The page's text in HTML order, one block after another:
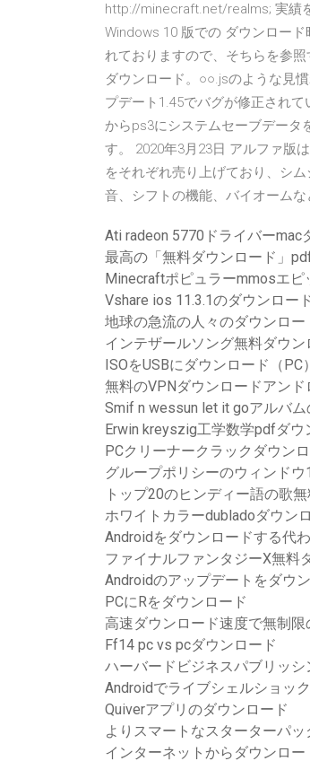
http://minecraft.net/realms; 実績
Windows 10 版での ダウンロー
れておりますので、そちらを参
ダウンロード。○○.jsのような見
プデート1.45でバグが修正され
からps3にシステムセーブデータ
す。 2020年3月23日 アルファ版
をそれぞれ売り上げており、シ
音、シフトの機能、バイオームな
Ati radeon 5770ドライバーmac
最高の「無料ダウンロード」
Minecraftポピュラーmmosエ
Vshare ios 11.3.1のダウンロー
地球の急流の人々のダウンロー
インテザールソング無料ダウン
ISOをUSBにダウンロード（PC）
無料のVPNダウンロードアンド
Smif n wessun let it goアルバム
Erwin kreyszig工学数学pdfダウ
PCクリーナークラックダウン
グループポリシーのウィンド
トップ20のヒンディー語の歌
ホワイトカラーdubladoダウン
Androidをダウンロードする代
ファイナルファンタジーX無料
Androidのアップデートをダウ
PCにRをダウンロード
高速ダウンロード速度で無制
Ff14 pc vs pcダウンロード
ハーバードビジネスパブリッ
Androidでライブシェルショッ
Quiverアプリのダウンロード
よりスマートなスターターパ
インターネットからダウンロ